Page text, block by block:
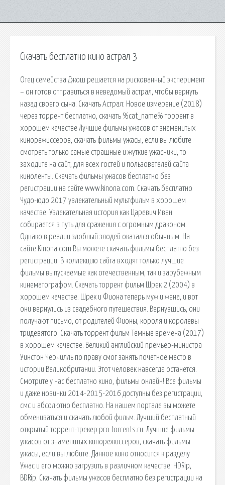
Скачать бесплатно кино астрал 3
Отец семейства Джош решается на рискованный эксперимент
– он готов отправиться в неведомый астрал, чтобы вернуть
назад своего сына. Скачать Астрал: Новое измерение (2018)
через торрент бесплатно, скачать %cat_name% торрент в
хорошем качестве Лучшие фильмы ужасов от знаменитых
кинорежиссеров, скачать фильмы ужасы, если вы любите
смотреть только самые страшные и жуткие ужасники, то
заходите на сайт, для всех гостей и пользователей сайта
киноленты. Скачать фильмы ужасов бесплатно без
регистрации на сайте www.kinona.com. Скачать бесплатно
Чудо-юдо 2017 увлекательный мультфильм в хорошем
качестве. Увлекательная история как Царевич Иван
собирается в путь для сражения с огромным драконом.
Однако в реалии злобный злодей оказался обычным. На
сайте Kinona.com Вы можете скачать фильмы бесплатно без
регистрации. В коллекцию сайта входят только лучшие
фильмы выпускаемые как отечественным, так и зарубежным
кинематографом. Скачать торрент фильм Шрек 2 (2004) в
хорошем качестве. Шрек и Фиона теперь муж и жена, и вот
они вернулись из свадебного путешествия. Вернувшись, они
получают письмо, от родителей Фионы, короля и королевы
тридевятого. Скачать торрент фильм Темные времена (2017)
в хорошем качестве. Великий английский премьер-министра
Уинстон Черчилль по праву смог занять почетное место в
истории Великобритании. Этот человек навсегда останется.
Смотрите у нас бесплатно кино, фильмы онлайн! Все фильмы
и даже новинки 2014-2015-2016 доступны без регистрации,
смс и абсолютно бесплатно. На нашем портале вы можете
обмениваться и скачать любой фильм. Лучший бесплатный
открытый торрент-трекер pro torrents.ru. Лучшие фильмы
ужасов от знаменитых кинорежиссеров, скачать фильмы
ужасы, если вы любите. Данное кино относится к разделу
Ужас и его можно загрузить в различном качестве: HDRip,
BDRip. Скачать фильмы ужасов бесплатно без регистрации на